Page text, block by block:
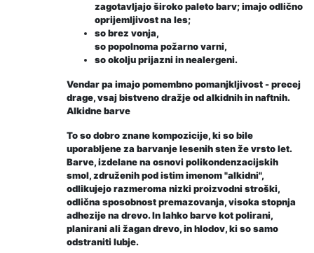
zagotavljajo široko paleto barv; imajo odlično
oprijemljivost na les;
so brez vonja,
so popolnoma požarno varni,
so okolju prijazni in nealergeni.
Vendar pa imajo pomembno pomanjkljivost - precej
drage, vsaj bistveno dražje od alkidnih in naftnih.
Alkidne barve
To so dobro znane kompozicije, ki so bile
uporabljene za barvanje lesenih sten že vrsto let.
Barve, izdelane na osnovi polikondenzacijskih
smol, združenih pod istim imenom "alkidni",
odlikujejo razmeroma nizki proizvodni stroški,
odlična sposobnost premazovanja, visoka stopnja
adhezije na drevo. In lahko barve kot polirani,
planirani ali žagan drevo, in hlodov, ki so samo
odstraniti lubje.